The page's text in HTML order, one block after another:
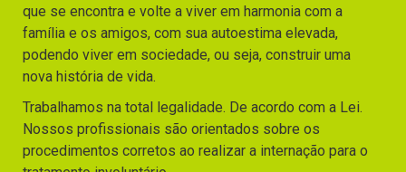
que se encontra e volte a viver em harmonia com a
família e os amigos, com sua autoestima elevada,
podendo viver em sociedade, ou seja, construir uma
nova história de vida.
Trabalhamos na total legalidade. De acordo com a Lei.
Nossos profissionais são orientados sobre os
procedimentos corretos ao realizar a internação para o